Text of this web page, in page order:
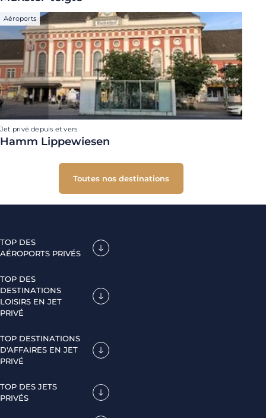
Aéroports
Jet privé depuis et vers
Hamm Lippewiesen
Toutes nos destinations
TOP DES
AÉROPORTS PRIVÉS
TOP DES
DESTINATIONS
LOISIRS EN JET
PRIVÉ
TOP DESTINATIONS
D'AFFAIRES EN JET
PRIVÉ
TOP DES JETS
PRIVÉS